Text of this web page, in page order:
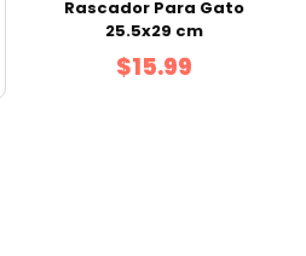
Rascador Para Gato
25.5x29 cm
$15.99